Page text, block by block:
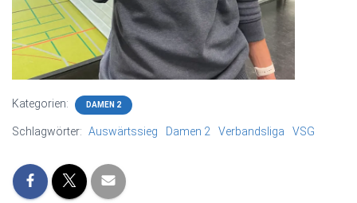
Kategorien: DAMEN 2
Schlagwörter: Auswärtssieg Damen 2 Verbandsliga VSG